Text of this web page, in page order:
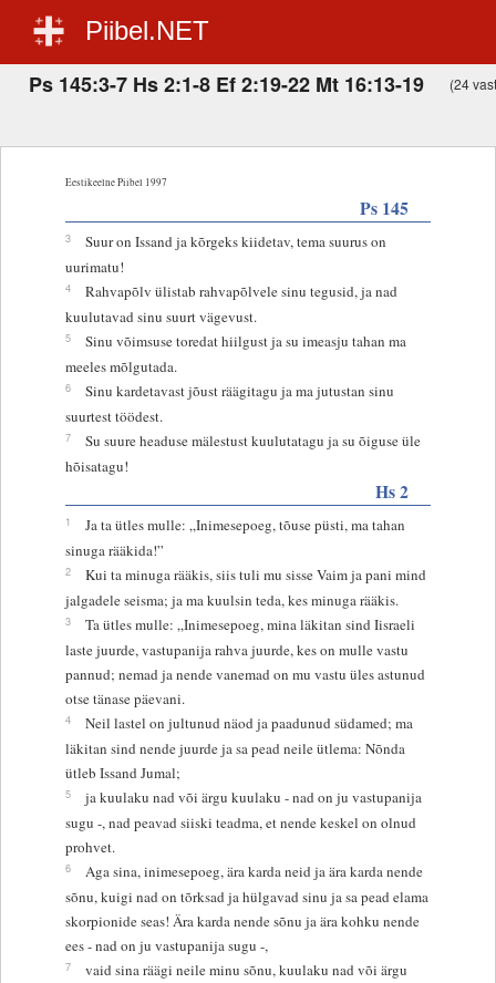
Piibel.NET
Ps 145:3-7 Hs 2:1-8 Ef 2:19-22 Mt 16:13-19 (24
Eestikeelne Piibel 1997
Ps 145
3
Suur on Issand ja kõrgeks kiidetav, tema suurus on
uurimatu!
4
Rahvapõlv ülistab rahvapõlvele sinu tegusid, ja nad
kuulutavad sinu suurt vägevust.
5
Sinu võimsuse toredat hiilgust ja su imeasju tahan ma
meeles mõlgutada.
6
Sinu kardetavast jõust räägitagu ja ma jutustan sinu
suurtest töödest.
7
Su suure headuse mälestust kuulutatagu ja su õiguse üle
hõisatagu!
Hs 2
1
Ja ta ütles mulle: „Inimesepoeg, tõuse püsti, ma tahan
sinuga rääkida!”
2
Kui ta minuga rääkis, siis tuli mu sisse Vaim ja pani mind
jalgadele seisma; ja ma kuulsin teda, kes minuga rääkis.
3
Ta ütles mulle: „Inimesepoeg, mina läkitan sind Iisraeli
laste juurde, vastupanija rahva juurde, kes on mulle vastu
pannud; nemad ja nende vanemad on mu vastu üles astunud
otse tänase päevani.
4
Neil lastel on jultunud näod ja paadunud südamed; ma
läkitan sind nende juurde ja sa pead neile ütlema: Nõnda
ütleb Issand Jumal;
5
ja kuulaku nad või ärgu kuulaku - nad on ju vastupanija
sugu -, nad peavad siiski teadma, et nende keskel on olnud
prohvet.
6
Aga sina, inimesepoeg, ära karda neid ja ära karda nende
sõnu, kuigi nad on tõrksad ja hülgavad sinu ja sa pead elama
skorpionide seas! Ära karda nende sõnu ja ära kohku nende
ees - nad on ju vastupanija sugu -,
7
vaid sina räägi neile minu sõnu, kuulaku nad või ärgu